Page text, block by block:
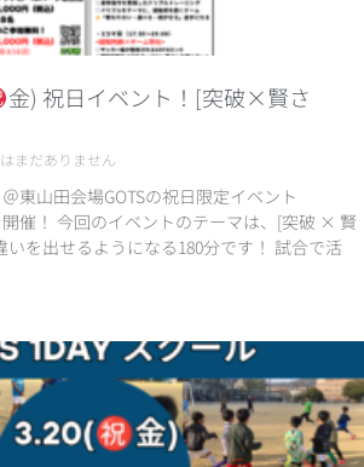
金) 祝日イベント！[突破×賢さ
まだありません
東山田会場GOTSの祝日限定イベント
開催！ 今回のイベントのテーマは、[突破 × 賢
いを出せるようになる180分です！ 試合で活